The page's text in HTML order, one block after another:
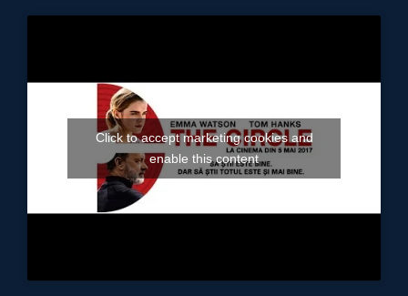
Click to accept marketing cookies and
enable this content